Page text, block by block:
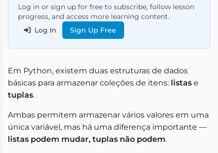
Log in or sign up for free to subscribe, follow lesson
progress, and access more learning content.
Log In
Sign Up Free
Em Python, existem duas estruturas de dados
básicas para armazenar coleções de itens: listas e
tuplas.
Ambas permitem armazenar vários valores em uma
única variável, mas há uma diferença importante —
listas podem mudar, tuplas não podem.